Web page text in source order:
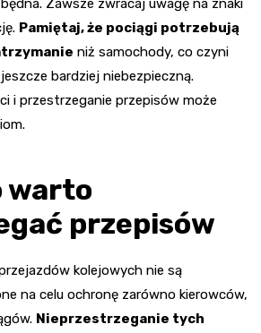
Pamiętaj, że pociągi potrzebują
niż samochody, co czyni
bardziej niebezpieczną.
i przestrzeganie przepisów może
warto
przepisów
kolejowych nie są
na celu ochronę zarówno kierowców,
Nieprzestrzeganie tych